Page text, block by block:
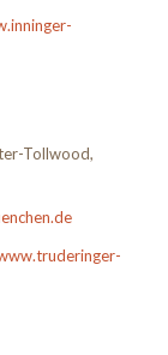
Tollwood,